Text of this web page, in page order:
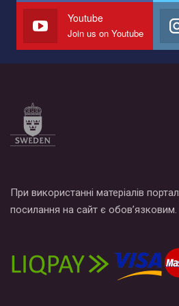
Youtube
Join us on Youtube
При використанні матеріалів
посилання на сайт є обов’язковим.